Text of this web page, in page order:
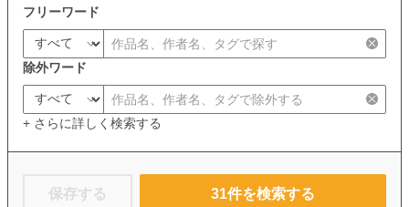
フリーワード
除外ワード
+ さらに詳しく検索する
保存する 31件を検索する